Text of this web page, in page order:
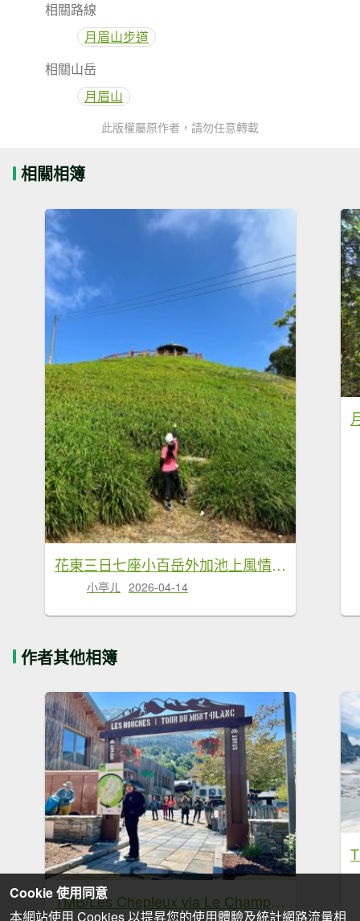
相關路線
月眉山步道
相關山岳
月眉山
此版權屬原作者，請勿任意轉載
相關相簿
花東三日七座小百岳外加池上風情20260411-0413
小亭ㄦ 2026-04-14
作者其他相簿
TMB/Les Chepleux via Le Champex to Chamonix
Cookie 使用同意
本網站使用 Cookies 以提昇您的使用體驗及統計網路流量相